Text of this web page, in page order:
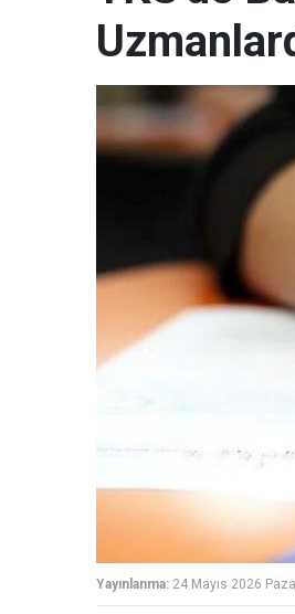
Yayınlanma: 24 Mayıs 2026